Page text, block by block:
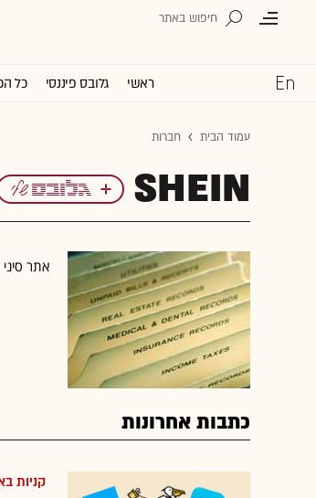
ראשי גלובס פיננסי כל
עמוד הבית חברות
SHEIN
אתר
כתבות אחרונות
קניות